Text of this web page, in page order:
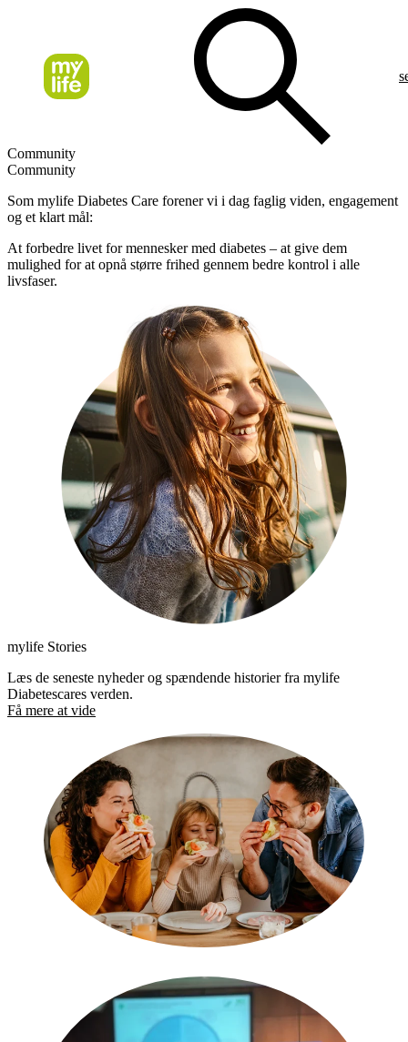
Community
Community
Som mylife Diabetes Care forener vi i dag faglig viden, engagement
og et klart mål:
At forbedre livet for mennesker med diabetes – at give dem
mulighed for at opnå større frihed gennem bedre kontrol i alle
livsfaser.
mylife Stories
Læs de seneste nyheder og spændende historier fra mylife
Diabetescares verden.
Få mere at vide